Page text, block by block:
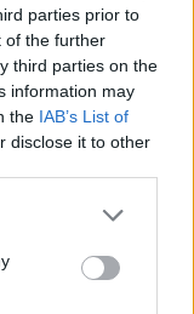
parties prior to
of the further
third parties on the
information may
the IAB’s List of
disclose it to other
dei 16esimi di
Sassari e
e arriva anche
con Sechi e
Bonfigli